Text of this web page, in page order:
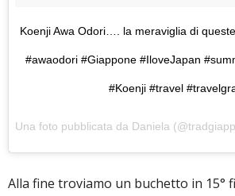
Koenji Awa Odori…. la meraviglia di
#awaodori #Giappone #IloveJapan
#Koenji #travel
Una foto pubblicata da Daniela
Alla fine troviamo un buchetto in 15°